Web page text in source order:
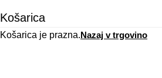
Košarica
Košarica je prazna.Nazaj v trgovino